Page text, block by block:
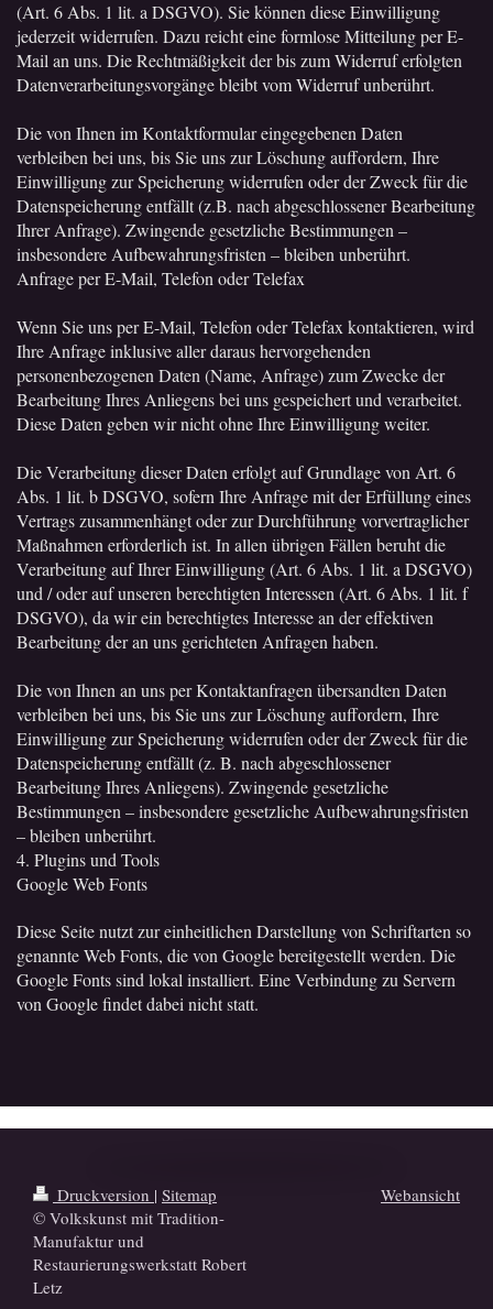
(Art. 6 Abs. 1 lit. a DSGVO). Sie können diese Einwilligung
jederzeit widerrufen. Dazu reicht eine formlose Mitteilung per E-
Mail an uns. Die Rechtmäßigkeit der bis zum Widerruf erfolgten
Datenverarbeitungsvorgänge bleibt vom Widerruf unberührt.
Die von Ihnen im Kontaktformular eingegebenen Daten
verbleiben bei uns, bis Sie uns zur Löschung auffordern, Ihre
Einwilligung zur Speicherung widerrufen oder der Zweck für die
Datenspeicherung entfällt (z.B. nach abgeschlossener Bearbeitung
Ihrer Anfrage). Zwingende gesetzliche Bestimmungen –
insbesondere Aufbewahrungsfristen – bleiben unberührt.
Anfrage per E-Mail, Telefon oder Telefax
Wenn Sie uns per E-Mail, Telefon oder Telefax kontaktieren, wird
Ihre Anfrage inklusive aller daraus hervorgehenden
personenbezogenen Daten (Name, Anfrage) zum Zwecke der
Bearbeitung Ihres Anliegens bei uns gespeichert und verarbeitet.
Diese Daten geben wir nicht ohne Ihre Einwilligung weiter.
Die Verarbeitung dieser Daten erfolgt auf Grundlage von Art. 6
Abs. 1 lit. b DSGVO, sofern Ihre Anfrage mit der Erfüllung eines
Vertrags zusammenhängt oder zur Durchführung vorvertraglicher
Maßnahmen erforderlich ist. In allen übrigen Fällen beruht die
Verarbeitung auf Ihrer Einwilligung (Art. 6 Abs. 1 lit. a DSGVO)
und / oder auf unseren berechtigten Interessen (Art. 6 Abs. 1 lit. f
DSGVO), da wir ein berechtigtes Interesse an der effektiven
Bearbeitung der an uns gerichteten Anfragen haben.
Die von Ihnen an uns per Kontaktanfragen übersandten Daten
verbleiben bei uns, bis Sie uns zur Löschung auffordern, Ihre
Einwilligung zur Speicherung widerrufen oder der Zweck für die
Datenspeicherung entfällt (z. B. nach abgeschlossener
Bearbeitung Ihres Anliegens). Zwingende gesetzliche
Bestimmungen – insbesondere gesetzliche Aufbewahrungsfristen
– bleiben unberührt.
4. Plugins und Tools
Google Web Fonts
Diese Seite nutzt zur einheitlichen Darstellung von Schriftarten so
genannte Web Fonts, die von Google bereitgestellt werden. Die
Google Fonts sind lokal installiert. Eine Verbindung zu Servern
von Google findet dabei nicht statt.
Druckversion | Sitemap
© Volkskunst mit Tradition-
Manufaktur und
Restaurierungswerkstatt Robert
Letz
Webansicht